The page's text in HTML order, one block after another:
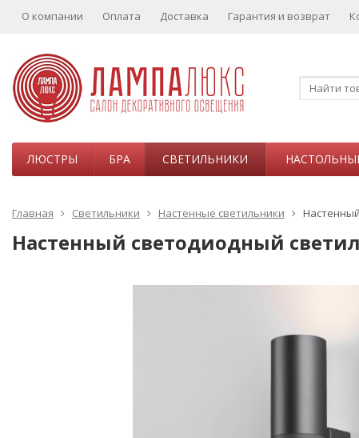
О компании Оплата Доставка Гарантия и возврат
ЛЮСТРЫ БРА СВЕТИЛЬНИКИ
Главная Светильники Настенные светильники
Настенный светодиодный